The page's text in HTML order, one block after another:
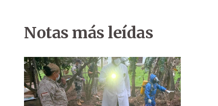
Notas más leídas